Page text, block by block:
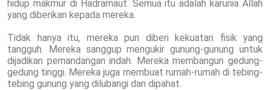
hidup makmur di Hadramaut. Semua itu adalah karunia Allah
yang diberikan kepada mereka.
Tidak hanya itu, mereka pun diberi kekuatan fisik yang
tangguh. Mereka sanggup mengukir gunung-gunung untuk
dijadikan pemandangan indah. Mereka membangun gedung-
gedung tinggi. Mereka juga membuat rumah-rumah di tebing-
tebing gunung yang dilubangi dan dipahat.